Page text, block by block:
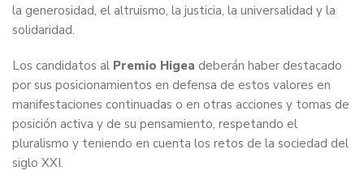
la generosidad, el altruismo, la justicia, la universalidad y la
solidaridad.
Los candidatos al Premio Higea deberán haber destacado
por sus posicionamientos en defensa de estos valores en
manifestaciones continuadas o en otras acciones y tomas de
posición activa y de su pensamiento, respetando el
pluralismo y teniendo en cuenta los retos de la sociedad del
siglo XXI.